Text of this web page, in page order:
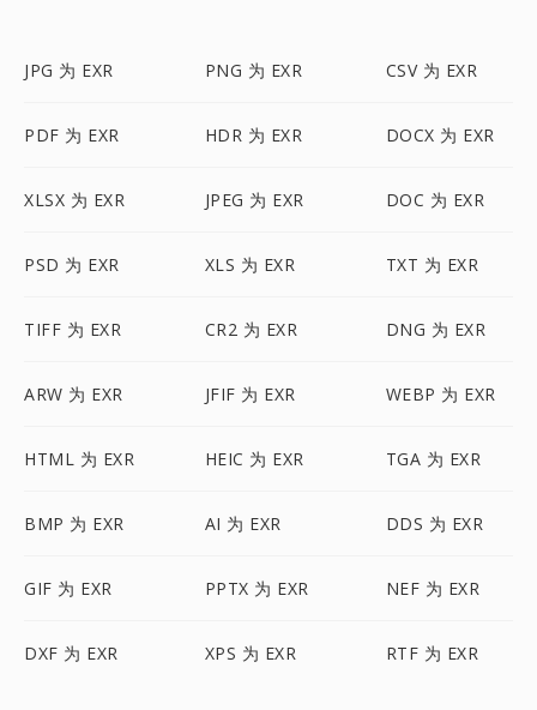
JPG 为 EXR PNG 为 EXR CSV 为 EXR
PDF 为 EXR HDR 为 EXR DOCX 为 EXR
XLSX 为 EXR JPEG 为 EXR DOC 为 EXR
PSD 为 EXR XLS 为 EXR TXT 为 EXR
TIFF 为 EXR CR2 为 EXR DNG 为 EXR
ARW 为 EXR JFIF 为 EXR WEBP 为 EXR
HTML 为 EXR HEIC 为 EXR TGA 为 EXR
BMP 为 EXR AI 为 EXR DDS 为 EXR
GIF 为 EXR PPTX 为 EXR NEF 为 EXR
DXF 为 EXR XPS 为 EXR RTF 为 EXR